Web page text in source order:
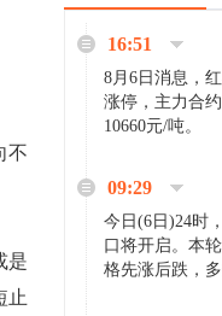
不
是
止
16:51
8月6日消息，
涨停，主力合
10660元/吨
家好货依旧惜售
09:29
今日(6日)24时
口将开启。本
格先涨后跌，